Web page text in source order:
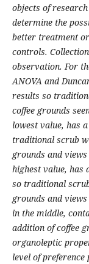
objects of
determine the
better treatment
controls.
observation. For
ANOVA and
results so
coffee grounds
lowest value, has
traditional scrub
grounds and
highest value, has
so traditional
grounds and
in the middle,
addition of coffee
organoleptic
level of